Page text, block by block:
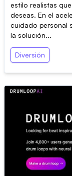
estilo realistas
deseas. En el
cuidado personal
la solución...
Diversión